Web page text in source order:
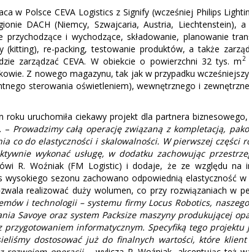
w Polsce CEVA Logistics z Signify (wcześniej Philips
DACH (Niemcy, Szwajcaria, Austria, Liechtenstein),
i wychodzące, składowanie, planowanie
(kitting), re-packing, testowanie produktów, a także
zarządzać CEVA. W obiekcie o powierzchni 32 tys. m2
Z nowego magazynu, tak jak w przypadku
sterowania oświetleniem), wewnętrznego i
roku uruchomiła ciekawy projekt dla partnera
– Prowadzimy całą operację związaną z kompletacją,
co do elastyczności i skalowalności. W pierwszej
wykonać usługę, w dodatku zachowując
R. Woźniak (FM Logistic) i dodaje, że ze względu na
sezonu zachowano odpowiednią elastyczność
realizować duży wolumen, co przy rozwiązaniach w
i technologii – systemu firmy Locus Robotics,
Savoye oraz system Packsize maszyny produkującej
przygotowaniem informatycznym. Specyfiką tego
dostosować już do finalnych wartości, które